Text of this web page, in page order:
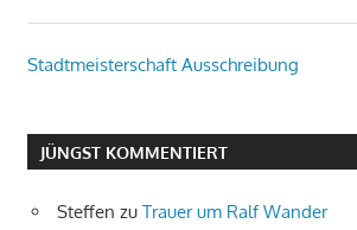
Stadtmeisterschaft Ausschreibung
JÜNGST KOMMENTIERT
Steffen zu Trauer um Ralf Wander